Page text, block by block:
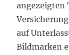
angezeigten
auf
Bildmarken